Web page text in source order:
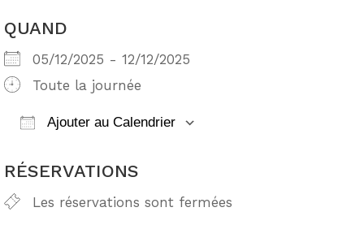
QUAND
05/12/2025 - 12/12/2025
Toute la journée
Ajouter au Calendrier
RÉSERVATIONS
Les réservations sont fermées